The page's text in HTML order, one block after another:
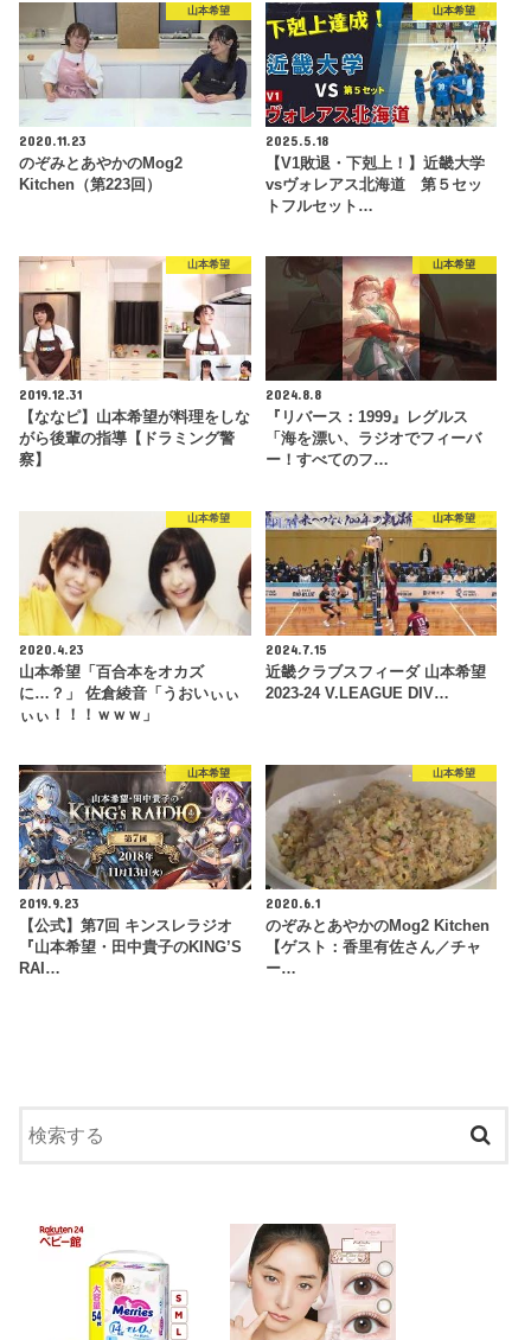
山本希望
2020.11.23
のぞみとあやかのMog2
Kitchen（第223回）
山本希望
2025.5.18
【V1敗退・下剋上！】近畿大学
vsヴォレアス北海道 第５セッ
トフルセット…
山本希望
2019.12.31
【ななピ】山本希望が料理をしな
がら後輩の指導【ドラミング警
察】
山本希望
2024.8.8
『リバース：1999』レグルス
「海を漂い、ラジオでフィーバ
ー！すべてのフ…
山本希望
2020.4.23
山本希望「百合本をオカズ
に…？」 佐倉綾音「うおいぃぃ
ぃぃ！！！ｗｗｗ」
山本希望
2024.7.15
近畿クラブスフィーダ 山本希望
2023-24 V.LEAGUE DIV…
山本希望
2019.9.23
【公式】第7回 キンスレラジオ
『山本希望・田中貴子のKING’S
RAI…
山本希望
2020.6.1
のぞみとあやかのMog2 Kitchen
【ゲスト：香里有佐さん／チャ
ー…